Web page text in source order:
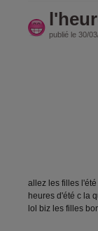
publié le 30/
allez les filles
heures d'été c la
lol biz les filles